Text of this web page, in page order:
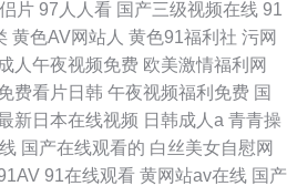
片 97人人看 国产三级视频在线 91
黄色AV网站人 黄色91福利社 污网
成人午夜视频免费 欧美激情福利网
费看片日韩 午夜视频福利免费 国
新日本在线视频 日韩成人a 青青操
国产在线观看的 白丝美女自慰网
91在线观看 黄网站av在线 国产